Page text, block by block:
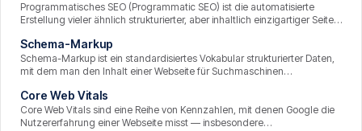
Programmatisches SEO (Programmatic SEO) ist die automatisierte
Erstellung vieler ähnlich strukturierter, aber inhaltlich einzigartiger Seiten
grosse Mengen an Longtail-Suchanfragen abzudecken — etwa Seiten
für jede Stadt, jedes Produkt oder jede Kombination zweier Begriffe.
Schema-Markup
Schema-Markup ist ein standardisiertes Vokabular strukturierter Daten,
mit dem man den Inhalt einer Webseite für Suchmaschinen
präzise zu verstehen, und kann zu angereicherten Suchergebnissen wie
Sternebewertungen, FAQ-Auszügen oder Veranstaltungsdaten führen.
Core Web Vitals
Core Web Vitals sind eine Reihe von Kennzahlen, mit denen Google die
Nutzererfahrung einer Webseite misst — insbesondere